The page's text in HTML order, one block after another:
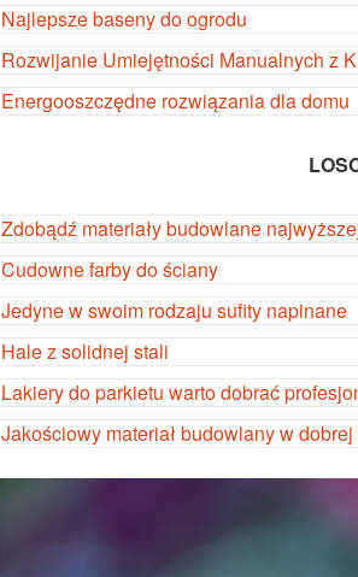
Najlepsze baseny do ogrodu
Rozwijanie Umiejętności Manualnych z
Energooszczędne rozwiązania dla domu
Zdobądź materiały budowlane
Cudowne farby do ściany
Jedyne w swoim rodzaju sufity napinane
Hale z solidnej stali
Lakiery do parkietu warto dobrać
Jakościowy materiał budowlany w